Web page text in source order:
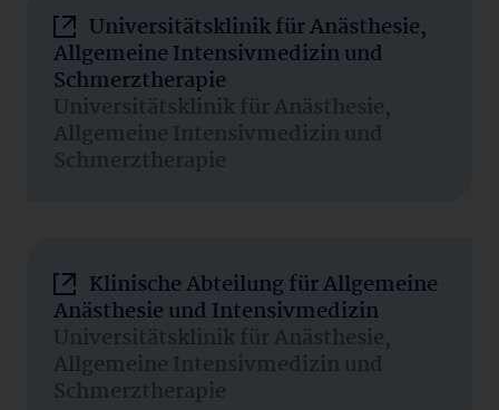
Universitätsklinik für Anästhesie,
Allgemeine Intensivmedizin und
Schmerztherapie
Universitätsklinik für Anästhesie,
Allgemeine Intensivmedizin und
Schmerztherapie
Klinische Abteilung für Allgemeine
Anästhesie und Intensivmedizin
Universitätsklinik für Anästhesie,
Allgemeine Intensivmedizin und
Schmerztherapie